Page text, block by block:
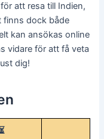
att resa till Indien,
finns dock både
kan ansökas online
vidare för att få veta
dig!